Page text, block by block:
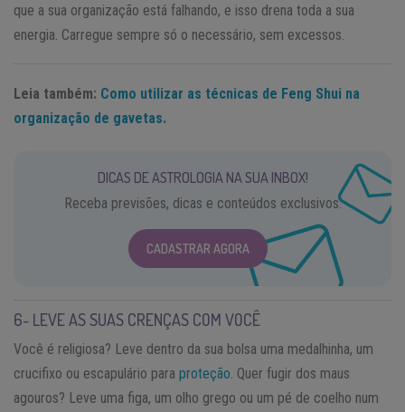
que a sua organização está falhando, e isso drena toda a sua
energia. Carregue sempre só o necessário, sem excessos.
Leia também: Como utilizar as técnicas de Feng Shui na
organização de gavetas.
DICAS DE ASTROLOGIA NA SUA INBOX!
Receba previsões, dicas e conteúdos exclusivos.
CADASTRAR AGORA
6- LEVE AS SUAS CRENÇAS COM VOCÊ
Você é religiosa? Leve dentro da sua bolsa uma medalhinha, um
crucifixo ou escapulário para proteção . Quer fugir dos maus
agouros? Leve uma figa, um olho grego ou um pé de coelho num